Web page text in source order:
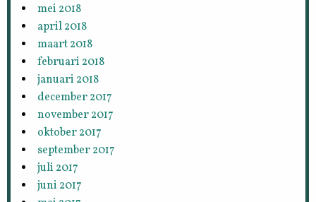
mei 2018
april 2018
maart 2018
februari 2018
januari 2018
december 2017
november 2017
oktober 2017
september 2017
juli 2017
juni 2017